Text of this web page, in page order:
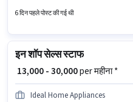
स्टॉक टेकिंग, फ्रेट फॉरवर्डिंग होना अनिवार्य
6 दिन पहले पोस्ट की गई थी
इन शॉप सेल्स स्टाफ
₹ 13,000 - 30,000per महीना *
Ideal Home Appliances